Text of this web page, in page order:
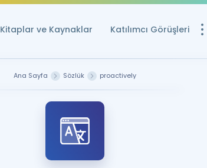
Kitaplar ve Kaynaklar Katılımcı Görüşleri
Ücretsiz
Ana Sayfa Sözlük proactively